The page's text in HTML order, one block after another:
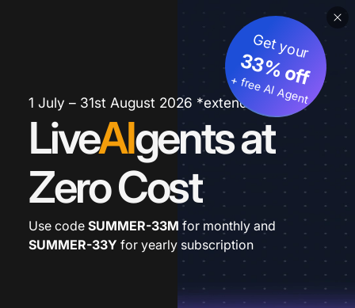
1 July – 31st August 2026 *extended
LiveAIgents at
Zero Cost
Get your
33% off
+ free AI Agent
Use code SUMMER-33M for monthly and
SUMMER-33Y for yearly subscription